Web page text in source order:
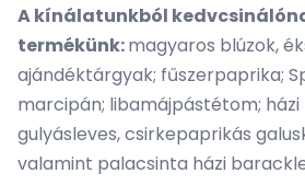
A kínálatunkból
termékünk:magyaros blúzok,
ajándéktárgyak; fűszerpaprika;
marcipán; libamájpástétom; házi
gulyásleves, csirkepaprikás
valamint palacsinta házi